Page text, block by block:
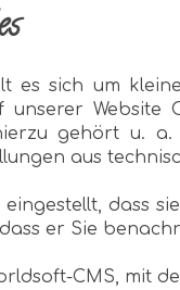
es sich um
unserer
gehört u.
aus
eingestellt, dass
er Sie
CMS, mit